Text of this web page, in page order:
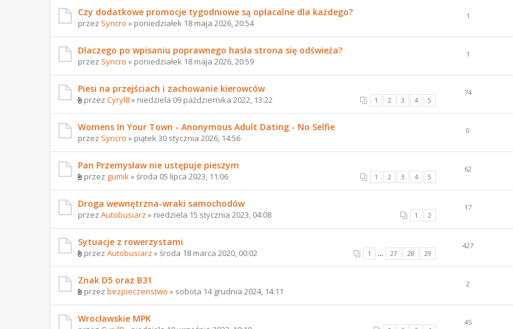
Czy dodatkowe promocje tygodniowe są opłacalne dla każdego?
przez Syncro » poniedziałek 18 maja 2026, 20:54
1
Dlaczego po wpisaniu poprawnego hasła strona się odświeża?
przez Syncro » poniedziałek 18 maja 2026, 20:59
1
Piesi na przejściach i zachowanie kierowców
1 2 3 4 5
przez Cyryl8» niedziela 09 października 2022, 13:22
74
Womens In Your Town - Anonymous Adult Dating - No Selfie
przez Syncro » piątek 30 stycznia 2026, 14:56
0
Pan Przemysław nie ustępuje pieszym
1 2 3 4 5
przez gumik » środa 05 lipca 2023, 11:06
62
Droga wewnętrzna-wraki samochodów
1 2
przez Autobusiarz » niedziela 15 stycznia 2023, 04:08
17
Sytuacje z rowerzystami
1 ... 27 28 29
przez Autobusiarz » środa 18 marca 2020, 00:02
427
Znak D5 oraz B31
przez bezpieczenstwo » sobota 14 grudnia 2024, 14:11
2
Wrocławskie MPK 45